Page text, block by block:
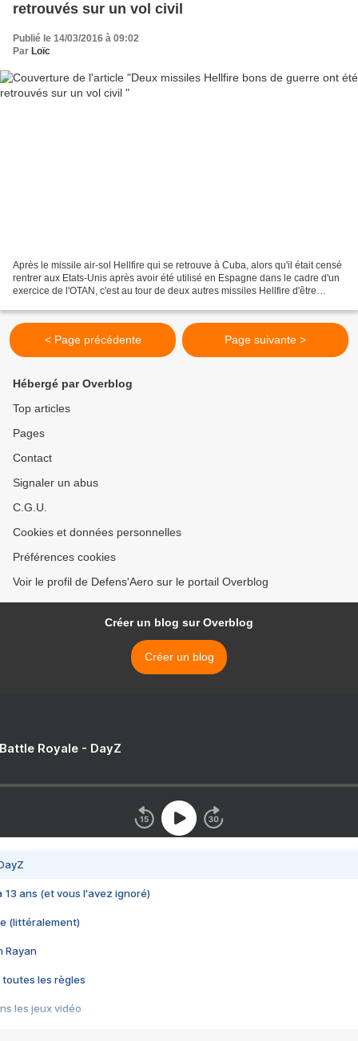
retrouvés sur un vol civil
Publié le 14/03/2016 à 09:02
Par Loïc
Après le missile air-sol Hellfire qui se retrouve à Cuba, alors qu'il était censé
rentrer aux Etats-Unis après avoir été utilisé en Espagne dans le cadre d'un
exercice de l'OTAN, c'est au tour de deux autres missiles Hellfire d'être
< Page précédente Page suivante >
Hébergé par Overblog
Top articles
Pages
Contact
Signaler un abus
C.G.U.
Cookies et données personnelles
Préférences cookies
Voir le profil de Defens'Aero sur le portail Overblog
Créer un blog sur Overblog
Créer un blog
Royale - DayZ
13 ans (et vous l'avez ignoré)
(littéralement)
Rayan
toutes les règles
les jeux vidéo